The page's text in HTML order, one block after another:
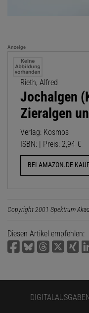
Anzeige
Rieth, Alfred
Jochalgen
Zieralgen
Verlag: Kosmos
ISBN: | Preis: 2,94 €
BEI AMAZON.DE
Copyright 2001 Spektrum
Diesen Artikel empfehlen: